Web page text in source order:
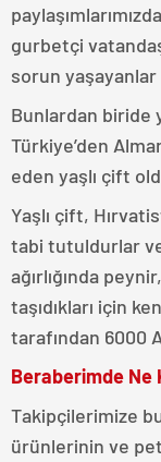
gurbetçi
sorun yaşayanlar
Bunlardan biride
Türkiye’den
eden yaşlı çift
Yaşlı çift,
tabi tutuldurlar
ağırlığında
taşıdıkları için
tarafından 6000
Beraberimde Ne
Takipçilerimize
ürünlerinin ve